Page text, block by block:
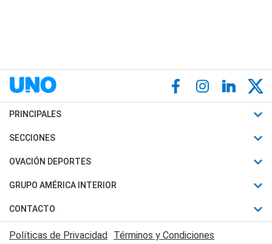
PRINCIPALES
Últimas Noticias
Política
Judiciales
Economia
SECCIONES
Horóscopo
Motores
Trucos caseros
Series y Películas
OVACIÓN DEPORTES
Fútbol
Mundial
Automovilismo
GRUPO AMÉRICA INTERIOR
Canal 7 en Vivo
CONTACTO
Acerca de Nosotros
Políticas de Privacidad Términos y Condiciones